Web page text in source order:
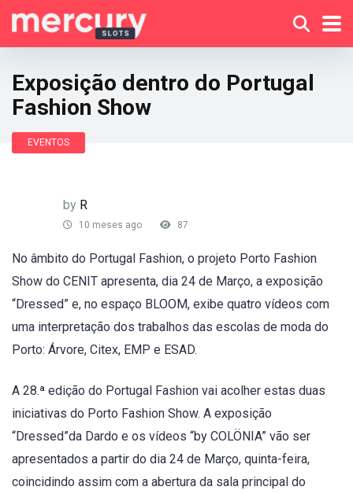
Exposição dentro do Portugal
Fashion Show
EVENTOS
by R
10 meses ago 87
No âmbito do Portugal Fashion, o projeto Porto Fashion
Show do CENIT apresenta, dia 24 de Março, a exposição
“Dressed” e, no espaço BLOOM, exibe quatro vídeos com
uma interpretação dos trabalhos das escolas de moda do
Porto: Árvore, Citex, EMP e ESAD.
A 28.ª edição do Portugal Fashion vai acolher estas duas
iniciativas do Porto Fashion Show. A exposição
“Dressed”da Dardo e os vídeos “by COLÖNIA” vão ser
apresentados a partir do dia 24 de Março, quinta-feira,
coincidindo assim com a abertura da sala principal do